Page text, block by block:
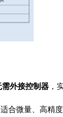
需外接控制器 ，
合微量、高精度